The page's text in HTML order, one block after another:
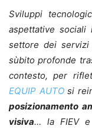
Sviluppi
aspettative
settore dei
sùbito profonde
contesto, per
EQUIP AUTOsi
posizionamento
visiva… la FIEV